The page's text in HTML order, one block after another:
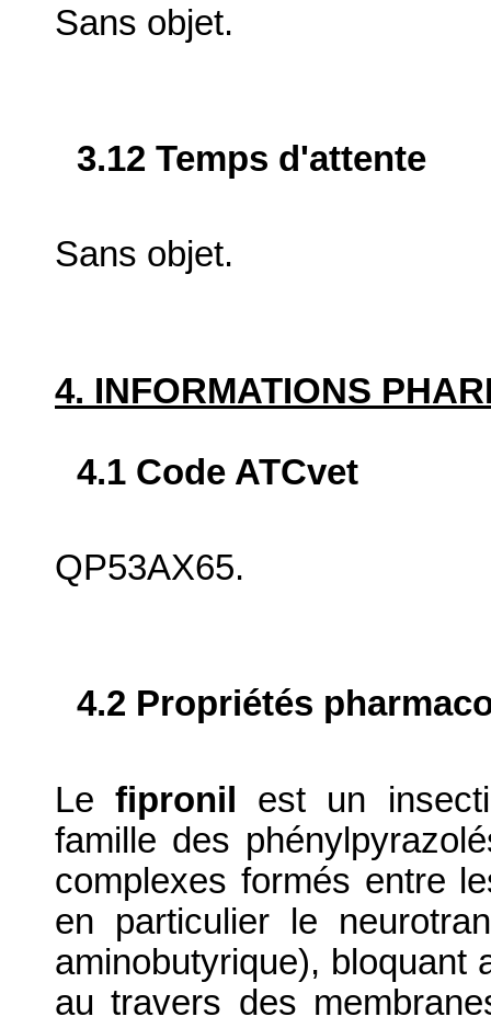
Sans objet.
3.12 Temps d'attente
Sans objet.
4. INFORMATIONS
4.1 Code ATCvet
QP53AX65.
4.2 Propriétés
Lefipronil est un
famille des
complexes formés entre
en particulier le
aminobutyrique), bloquant
au travers des